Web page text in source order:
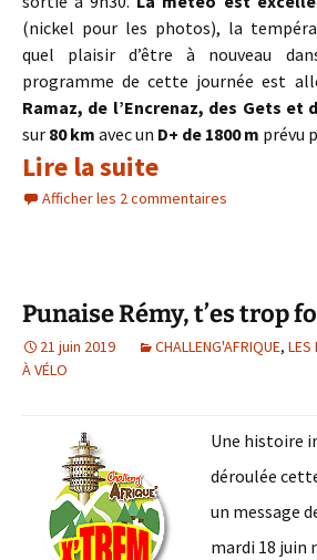
(nickel pour les photos), la
quel plaisir d’être à nouveau
programme de cette journée est
Ramaz, de l’Encrenaz, des Gets et
sur 80 km avec un D+ de 1800 m prévu
Lire la suite
Afficher les 2 commentaires
Punaise Rémy, t’es trop
21 juin 2019 CHALLENG'AFRIQUE, LES
À VÉLO
Une histoire
déroulée
un message
mardi 18 juin